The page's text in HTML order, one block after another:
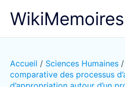
WikiMemoires
Accueil / Sciences Humaines /
comparative des processus